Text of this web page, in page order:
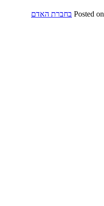
Posted on בחברת האדם